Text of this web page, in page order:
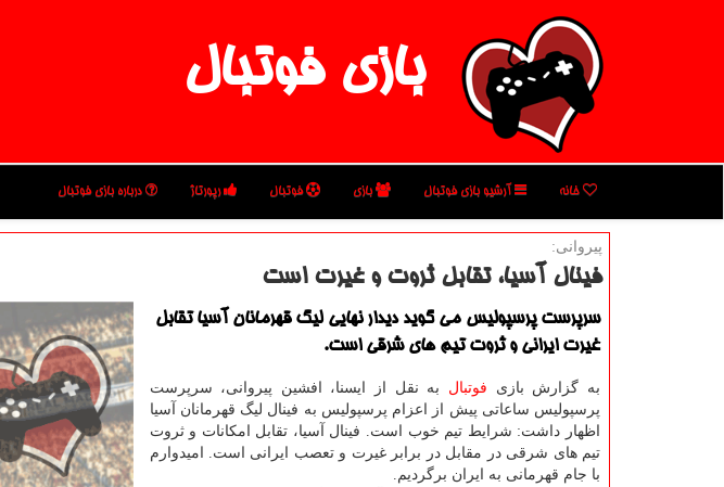
بازی فوتبال
خانه آرشیو بازی فوتبال بازی فوتبال رپورتاژ درباره بازی فوتبال
پیروانی:
فینال آسیا، تقابل ثروت و غیرت است
سرپرست پرسپولیس می گوید دیدار نهایی لیگ قهرمانان آسیا تقابل
غیرت ایرانی و ثروت تیم های شرقی است.
به گزارش بازی فوتبال به نقل از ایسنا، افشین پیروانی، سرپرست
پرسپولیس ساعاتی پیش از اعزام پرسپولیس به فینال لیگ قهرمانان آسیا
اظهار داشت: شرایط تیم خوب است. فینال آسیا، تقابل امکانات و ثروت
تیم های شرقی در مقابل در برابر غیرت و تعصب ایرانی است. امیدوارم
با جام قهرمانی به ایران برگردیم.